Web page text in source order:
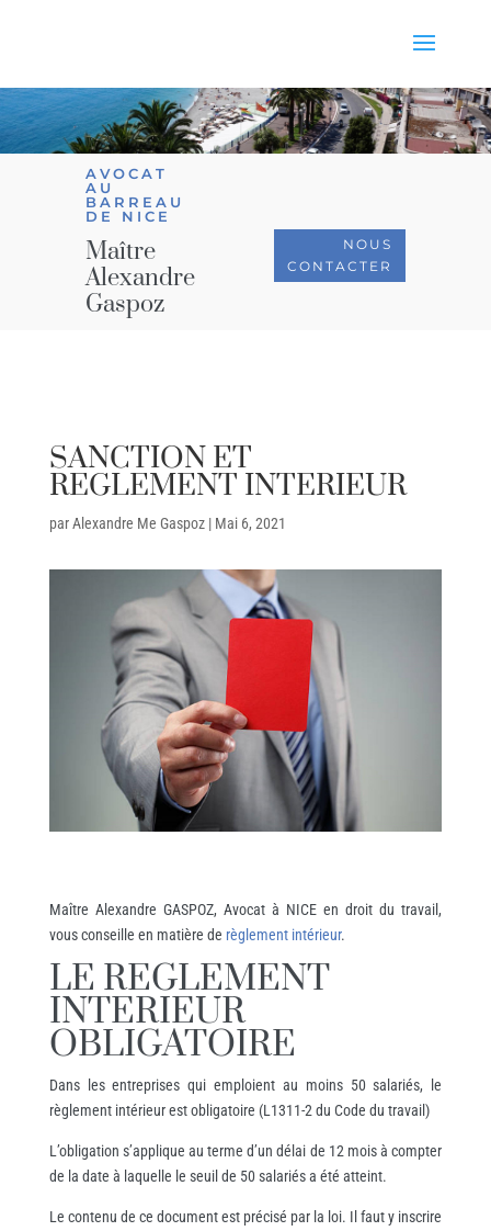
AVOCAT
AU
BARREAU
DE NICE
Maître
Alexandre
Gaspoz
NOUS
CONTACTER
SANCTION ET
REGLEMENT INTERIEUR
parAlexandre Me Gaspoz| Mai 6, 2021
Maître Alexandre GASPOZ, Avocat à NICE en droit du travail,
vous conseille en matière de règlement intérieur.
LE REGLEMENT
INTERIEUR
OBLIGATOIRE
Dans les entreprises qui emploient au moins 50 salariés, le
règlement intérieur est obligatoire (L1311-2 du Code du travail)
L’obligation s’applique au terme d’un délai de 12 mois à compter
de la date à laquelle le seuil de 50 salariés a été atteint.
Le contenu de ce document est précisé par la loi. Il faut y inscrire